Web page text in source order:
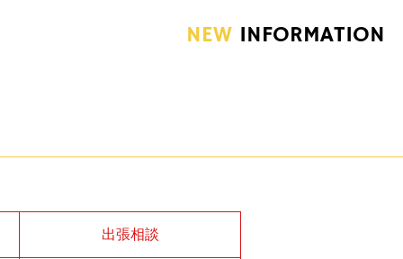
NEW INFORMATION
出張相談